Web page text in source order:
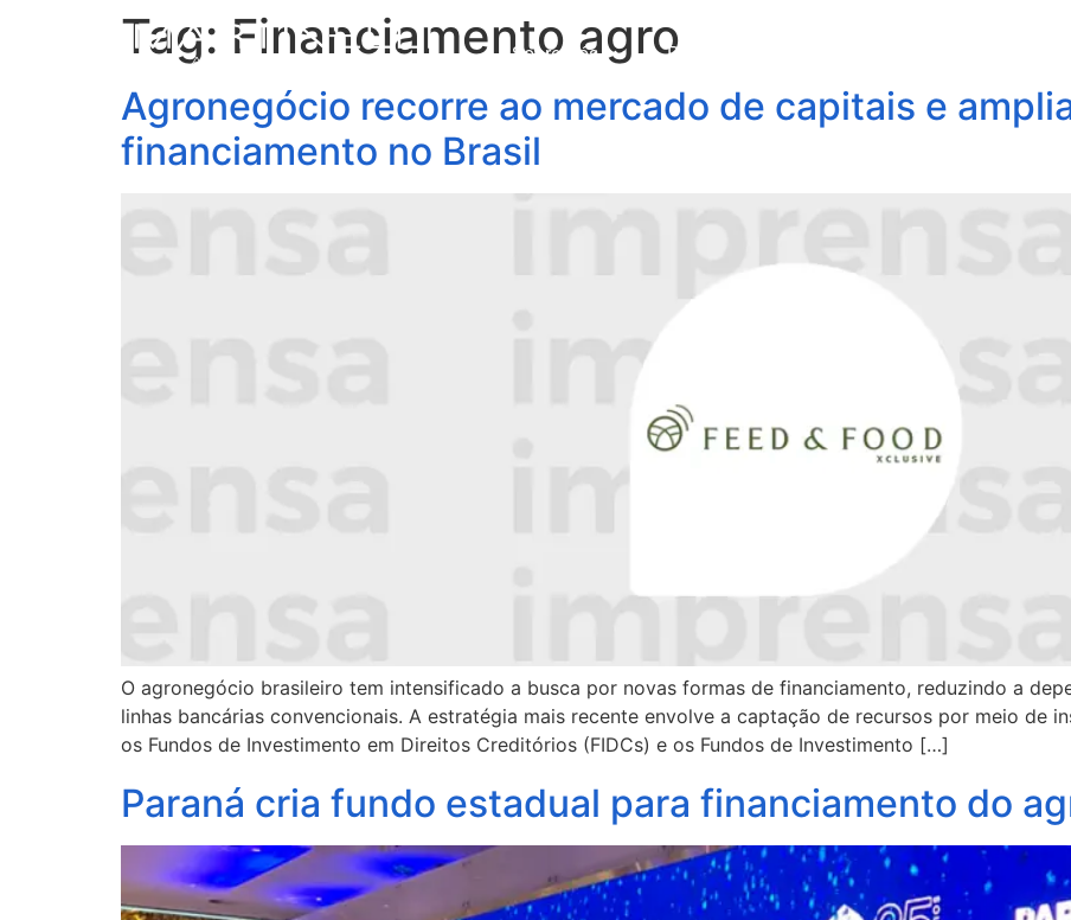
Sobre Nós Profissionais
Tag: Financiamento agro
Agronegócio recorre ao mercado de capitais e
financiamento no Brasil
O agronegócio brasileiro tem intensificado a busca por novas formas de financiamento, reduzindo a
linhas bancárias convencionais. A estratégia mais recente envolve a captação de recursos por meio de
os Fundos de Investimento em Direitos Creditórios (FIDCs) e os Fundos de Investimento […]
Paraná cria fundo estadual para financiamento do